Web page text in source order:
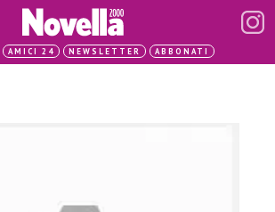
AMICI 24 NEWSLETTER ABBONATI